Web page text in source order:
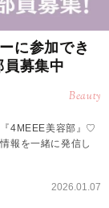
に参加でき
募集中
Beauty
4MEEE美容部』♡
報を一緒に発信し
2026.01.07